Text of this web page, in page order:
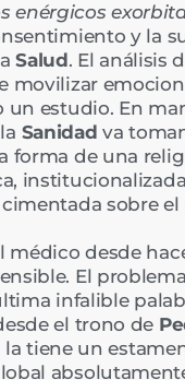
enérgicos
y la
Salud. El análisis
movilizar
un estudio. En
Sanidad va
forma de una
cimentada sobre
médico desde
El
infalible
el trono de
la tiene un